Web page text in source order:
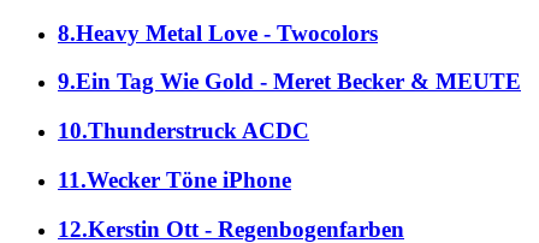
8.Heavy Metal Love - Twocolors
9.Ein Tag Wie Gold - Meret Becker & MEUTE
10.Thunderstruck ACDC
11.Wecker Töne iPhone
12.Kerstin Ott - Regenbogenfarben